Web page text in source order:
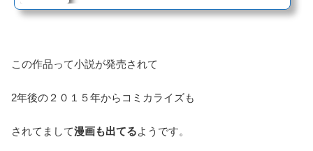
この作品って小説が発売されて
2年後の２０１５年からコミカライズも
されてまして漫画も出てるようです。